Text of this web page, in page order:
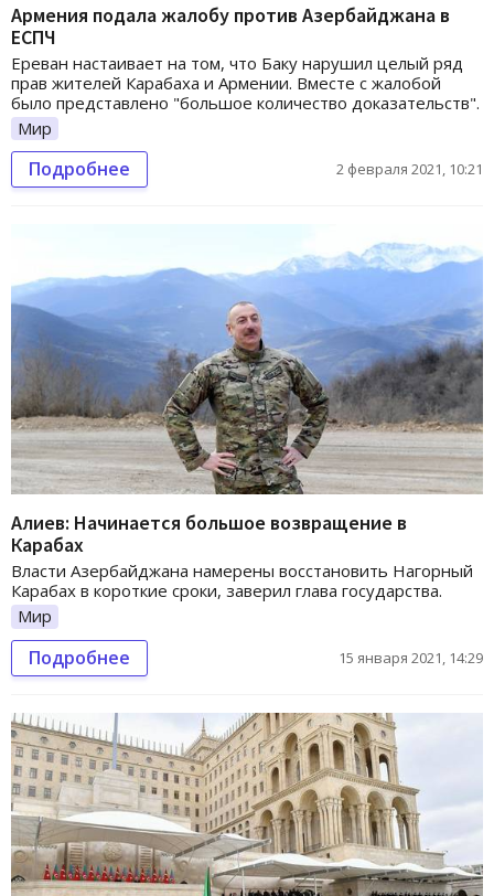
Армения подала жалобу против Азербайджана в
ЕСПЧ
Ереван настаивает на том, что Баку нарушил целый ряд
прав жителей Карабаха и Армении. Вместе с жалобой
было представлено "большое количество доказательств".
Мир
Подробнее 2 февраля 2021, 10:21
Алиев: Начинается большое возвращение в
Карабах
Власти Азербайджана намерены восстановить Нагорный
Карабах в короткие сроки, заверил глава государства.
Мир
Подробнее 15 января 2021, 14:29